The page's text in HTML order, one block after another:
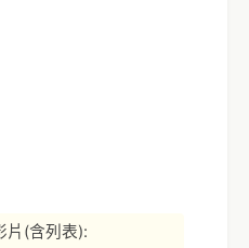
片(含列表):